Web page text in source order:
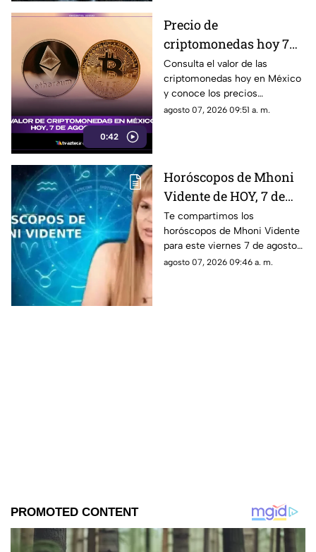
0:42
Precio de
criptomonedas hoy 7
de agosto de 2026 en
México: Bitcoin,
Ethereum y más
Consulta el valor de las
criptomonedas hoy en México
y conoce los precios
actualizados de Bitcoin,
agosto 07, 2026 09:51 a. m.
Horóscopos de Mhoni
Vidente de HOY, 7 de
agosto de 2026: ¿Cuáles
son las predicciones
para cada signo
zodiacal este viernes?
Te compartimos los
horóscopos de Mhoni Vidente
para este viernes 7 de agosto
de 2026 y sus predicciones
agosto 07, 2026 09:46 a. m.